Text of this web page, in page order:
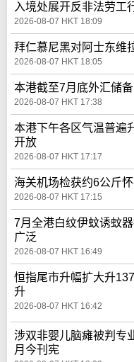
入境处展开反非法劳
2026-08-07 HKT 18:09
拜仁慕尼黑对阿士东维
2026-08-07 HKT 18:05
本港截至7月底外汇储
2026-08-07 HKT 17:38
本港下午各区气温普
开放
2026-08-07 HKT 17:17
海关机场检获约6公斤
2026-08-07 HKT 17:15
7月全港白纹伊蚊诱蚊
广泛
2026-08-07 HKT 16:49
恒指尾市升幅扩大升
升
2026-08-07 HKT 16:42
涉双非婴儿脑瘫被判
月今刊宪